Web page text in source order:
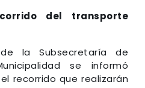
del transporte
la Subsecretaría de
se informó
recorrido que realizarán